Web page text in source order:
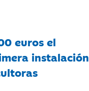
euros el
instalación